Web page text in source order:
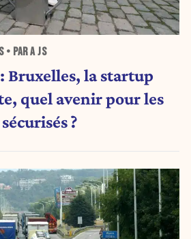
• PAR A JS
Bruxelles, la startup
quel avenir pour les
?